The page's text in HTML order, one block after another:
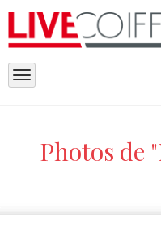
Toggle
Photos de